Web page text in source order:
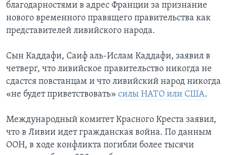
благодарностями в адрес Франции за признание
нового временного правящего правительства как
представителей ливийского народа.
Сын Каддафи, Саиф аль-Ислам Каддафи, заявил в
четверг, что ливийское правительство никогда не
сдастся повстанцам и что ливийский народ никогда
«не будет приветствовать» силы НАТО или США.
Международный комитет Красного Креста заявил,
что в Ливии идет гражданская война. По данным
ООН, в ходе конфликта погибли более тысячи